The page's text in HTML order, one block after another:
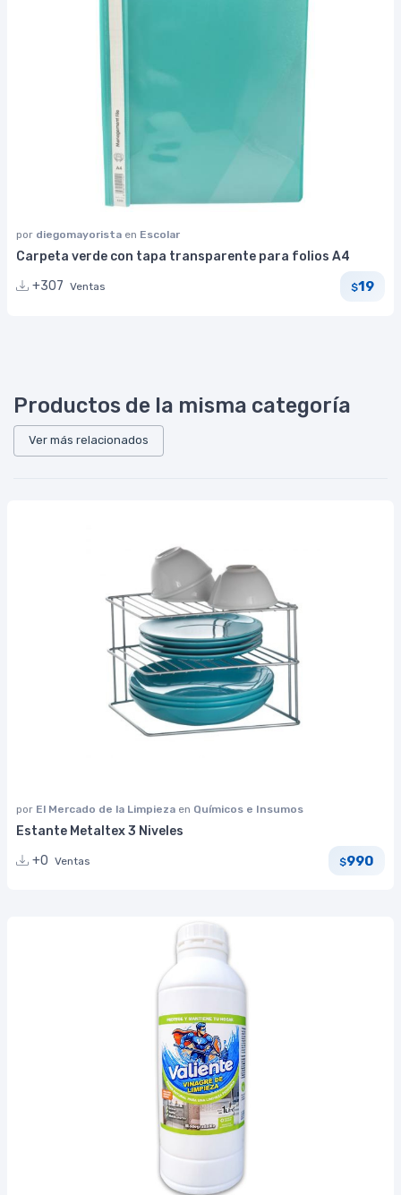
por diegomayorista en Escolar
Carpeta verde con tapa transparente para folios A4
+307 Ventas $19
Productos de la misma categoría
Ver más relacionados
por El Mercado de la Limpieza en Químicos e Insumos
Estante Metaltex 3 Niveles
+0 Ventas $990